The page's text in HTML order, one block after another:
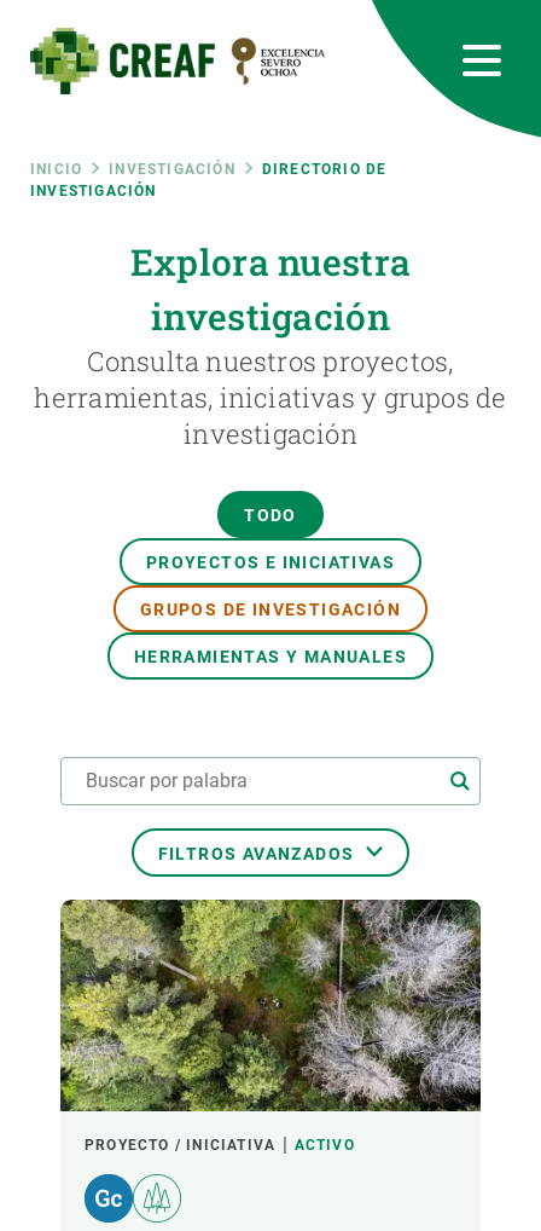
contenido
principal
Ruta
navegación
INICIO INVESTIGACIÓN
DIRECTORIO DE
INVESTIGACIÓN
Explora nuestra
investigación
Consulta nuestros proyectos,
herramientas, iniciativas y grupos de
investigación
TODO
PROYECTOS E INICIATIVAS
GRUPOS DE INVESTIGACIÓN
HERRAMIENTAS Y MANUALES
FILTROS AVANZADOS
ÁREAS TEMÁTICAS
TEMAS TRANSVERSALES
LIDERADO POR
PARTICIPANTES
PROYECTO / INICIATIVA ACTIVO
RRSS
Featured
responsive
Responsive
SOBRE NOSOTROS
ÚNETE A NOSOTROS
NOTICIAS Y AGENDA